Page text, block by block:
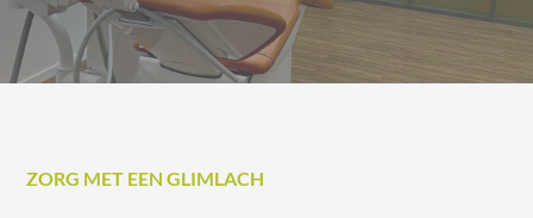
ZORG MET EEN GLIMLACH